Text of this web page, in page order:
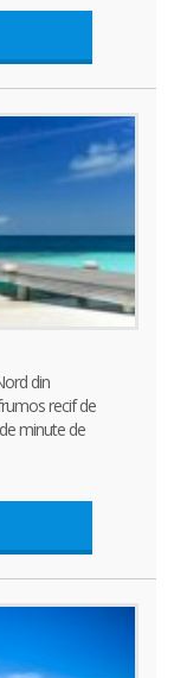
din
recif de
minute de